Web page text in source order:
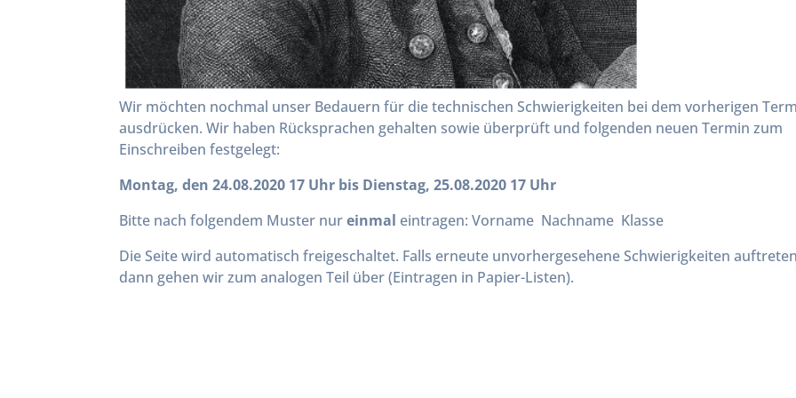
Wir möchten nochmal unser Bedauern für die technischen Schwierigkeiten bei dem vorherigen
ausdrücken. Wir haben Rücksprachen gehalten sowie überprüft und folgenden neuen Termin zum
Einschreiben festgelegt:
Montag, den 24.08.2020 17 Uhr bis Dienstag, 25.08.2020 17 Uhr
Bitte nach folgendem Muster nureinmal eintragen: Vorname Nachname Klasse
Die Seite wird automatisch freigeschaltet. Falls erneute unvorhergesehene Schwierigkeiten
dann gehen wir zum analogen Teil über (Eintragen in Papier-Listen).